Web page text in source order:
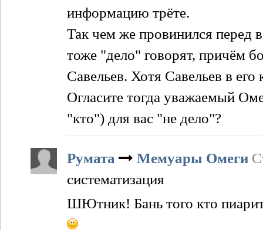
информацию трёте.
Так чем же провинился перед
тоже "дело" говорят, причём
Савельев. Хотя Савельев в
Огласите тогда уважаемый
"кто") для вас "не дело"?
Румата Мемуары Омеги
систематизация
ШЮтник! Бань того кто